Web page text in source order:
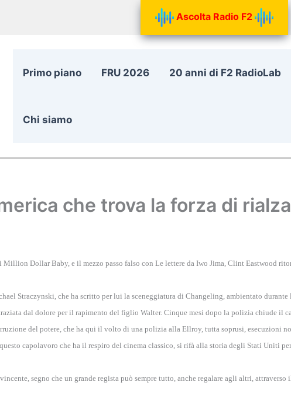
Ascolta Radio F2
Primo piano FRU 2026 20 anni di F2 RadioLab
Chi siamo
che trova la forza di
Dollar Baby, e il mezzo passo falso con Le lettere da Iwo Jima, Clint Eastwood
Straczynski, che ha scritto per lui la sceneggiatura di Changeling, ambientato durante
dal dolore per il rapimento del figlio Walter. Cinque mesi dopo la polizia chiude il
del potere, che ha qui il volto di una polizia alla Ellroy, tutta soprusi, esecuzioni
capolavoro che ha il respiro del cinema classico, si rifà alla storia degli Stati Uniti
segno che un grande regista può sempre tutto, anche regalare agli altri,